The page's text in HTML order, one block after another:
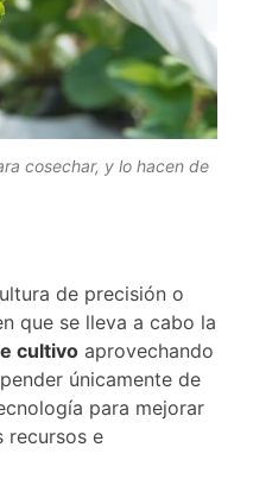
cosechar, y lo hacen de
de precisión o
que se lleva a cabo la
cultivo aprovechando
únicamente de
para mejorar
recursos e